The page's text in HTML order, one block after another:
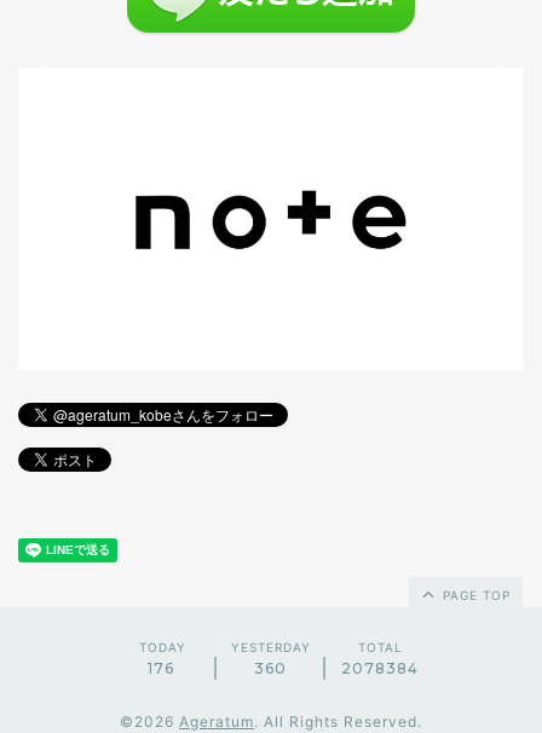
PAGE TOP
TODAY
176
YESTERDAY
360
TOTAL
2078384
©2026 Ageratum. All Rights Reserved.